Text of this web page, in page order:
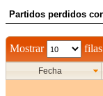
Partidos perdidos
Mostrar filas
Fecha